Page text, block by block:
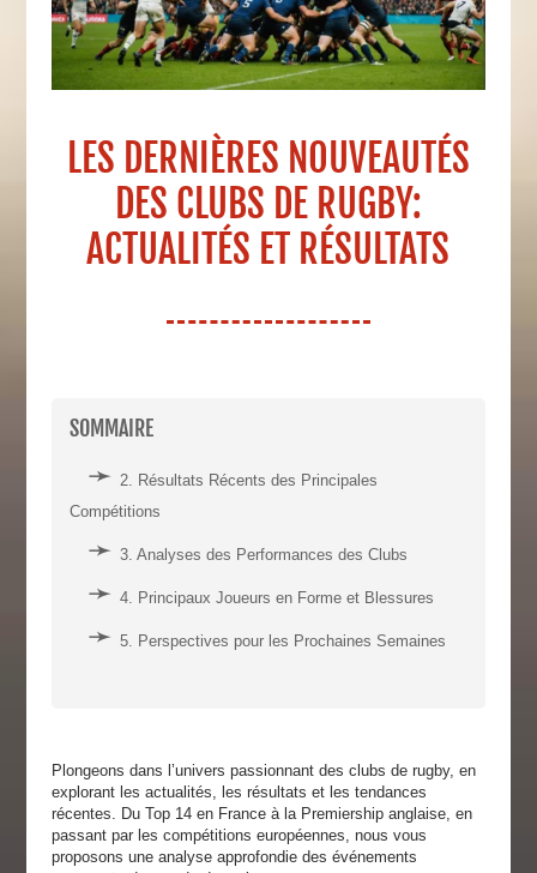
LES DERNIÈRES NOUVEAUTÉS
DES CLUBS DE RUGBY:
ACTUALITÉS ET RÉSULTATS
SOMMAIRE
2. Résultats Récents des Principales
Compétitions
3. Analyses des Performances des Clubs
4. Principaux Joueurs en Forme et Blessures
5. Perspectives pour les Prochaines Semaines
Plongeons dans l’univers passionnant des clubs de rugby, en
explorant les actualités, les résultats et les tendances
récentes. Du Top 14 en France à la Premiership anglaise, en
passant par les compétitions européennes, nous vous
proposons une analyse approfondie des événements